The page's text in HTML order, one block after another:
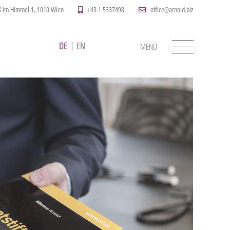
Himmel 1, 1010 Wien +43 1 5337498 office@arnold.biz
DE EN MENÜ